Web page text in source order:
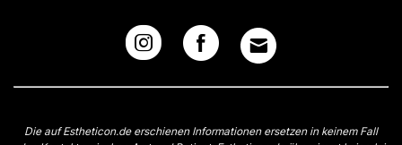
Die auf Estheticon.de erschienen Informationen ersetzen in keinem Fall